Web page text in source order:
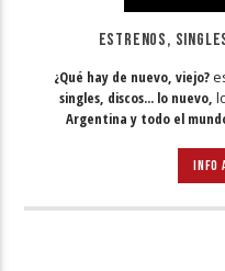
ESTRENOS,
¿Qué hay de nuevo, viejo?
singles, discos... lo nuevo,
Argentina y todo el
INFO